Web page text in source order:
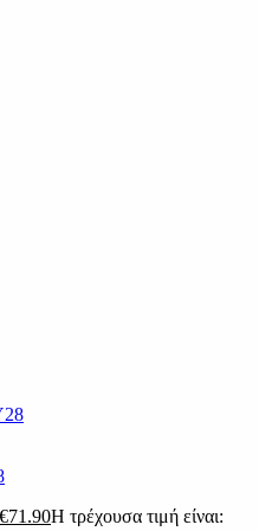
€71.90Η τρέχουσα τιμή είναι: